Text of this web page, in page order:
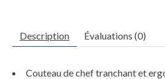
Description Évaluations (0)
Couteau de chef tranchant et